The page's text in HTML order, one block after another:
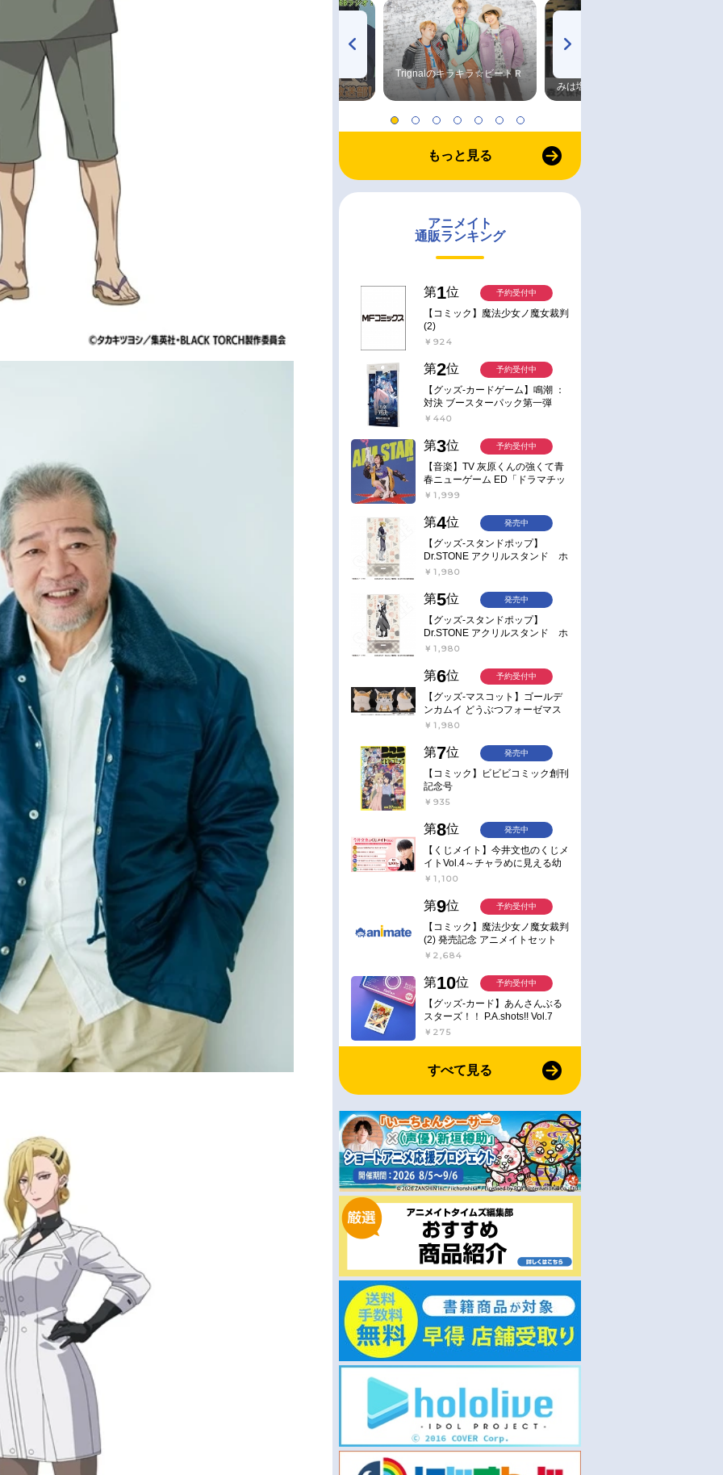
TVアニメ『戦隊大失格』
radio 大直会 2nd season
Trignalのキラキラ☆ビートＲ
みは塩だけ
もっと見る
アニメイト
通販ランキング
第1位
【コミック】魔法少女ノ魔女裁判
(2)
￥924
予約受付中
第2位
【グッズ-カードゲーム】鳴潮 ：
対決 ブースターパック第一弾
【ポイント2倍】
￥440
予約受付中
第3位
【音楽】TV 灰原くんの強くて青
春ニューゲーム ED「ドラマチッ
ク逃避行」収録シングル AIM
￥1,999
予約受付中
第4位
【グッズ-スタンドポップ】
Dr.STONE アクリルスタンド ホ
ワイマンといっしょver. スタン
￥1,980
発売中
第5位
【グッズ-スタンドポップ】
Dr.STONE アクリルスタンド ホ
ワイマンといっしょver. Dr.ゼノ
￥1,980
発売中
第6位
【グッズ-マスコット】ゴールデ
ンカムイ どうぶつフォーゼマス
コット 4.尾形百之助【再販】
￥1,980
予約受付中
第7位
【コミック】ビビビコミック創刊
記念号
￥935
発売中
第8位
【くじメイト】今井文也のくじメ
イトVol.4～チャラめに見える幼
馴染、実は一途で独占欲が強いん
￥1,100
発売中
第9位
【コミック】魔法少女ノ魔女裁判
(2) 発売記念 アニメイトセット
【アクリルスタンド2種セット購
産】
￥2,684
予約受付中
第10位
【グッズ-カード】あんさんぶる
スターズ！！ P.A.shots!! Vol.7
Action
￥275
予約受付中
すべて見る